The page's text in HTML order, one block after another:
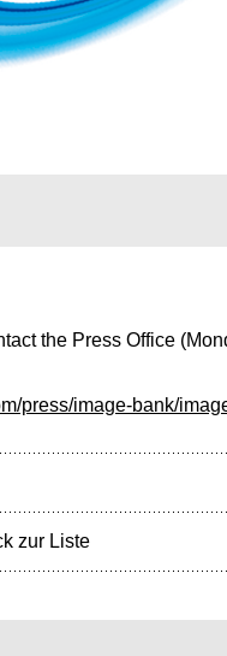
the Press Office
press/image-bank/
zur Liste